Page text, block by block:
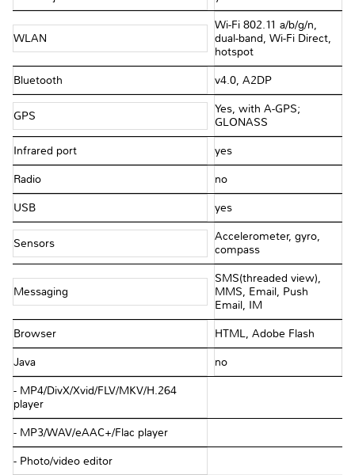
WLAN
Wi-Fi 802.11 a/b/g/n,
dual-band, Wi-Fi Direct,
hotspot
Bluetooth v4.0, A2DP
GPS
Yes, with A-GPS;
GLONASS
Infrared port yes
Radio no
USB yes
Sensors
Accelerometer, gyro,
compass
Messaging
SMS(threaded view),
MMS, Email, Push
Email, IM
Browser HTML, Adobe Flash
Java no
- MP4/DivX/Xvid/FLV/MKV/H.264
player
- MP3/WAV/eAAC+/Flac player
- Photo/video editor